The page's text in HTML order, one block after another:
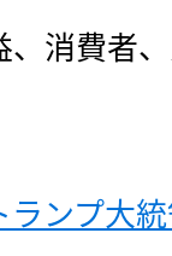
消費者
ランプ大